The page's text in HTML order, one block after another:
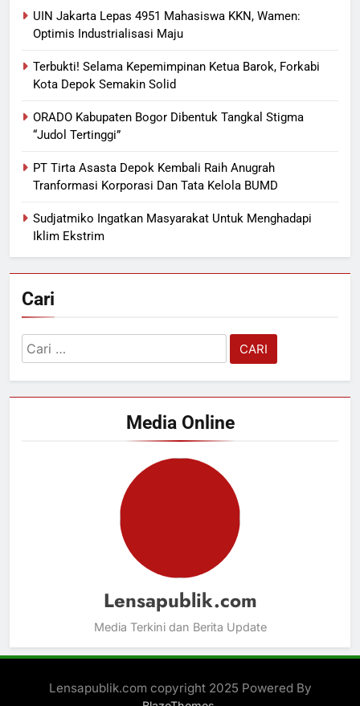
UIN Jakarta Lepas 4951 Mahasiswa KKN, Wamen:
Optimis Industrialisasi Maju
Terbukti! Selama Kepemimpinan Ketua Barok, Forkabi
Kota Depok Semakin Solid
ORADO Kabupaten Bogor Dibentuk Tangkal Stigma
“Judol Tertinggi”
PT Tirta Asasta Depok Kembali Raih Anugrah
Tranformasi Korporasi Dan Tata Kelola BUMD
Sudjatmiko Ingatkan Masyarakat Untuk Menghadapi
Iklim Ekstrim
Cari
Cari
untuk:
Media Online
Lensapublik.com
Media Terkini dan Berita Update
Lensapublik.com copyright 2025 Powered By